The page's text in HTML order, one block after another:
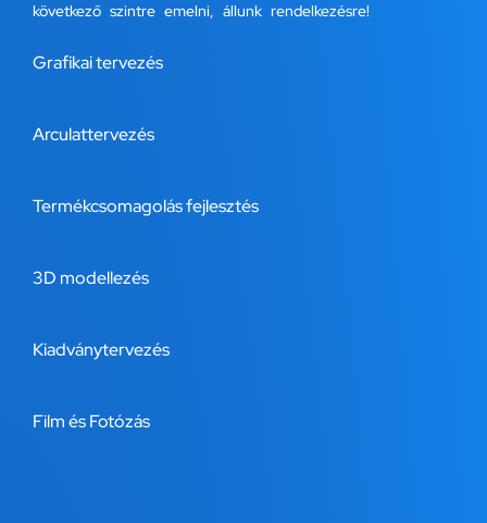
következő szintre emelni, állunk rendelkezésre!
Grafikai tervezés
Arculattervezés
Termékcsomagolás fejlesztés
3D modellezés
Kiadványtervezés
Film és Fotózás